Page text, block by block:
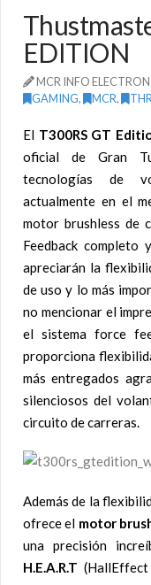
EDITION
MCR INFO
GAMING, MCR,
El T300RS GT
oficial de Gran
tecnologías de
actualmente en el
motor brushless de
Feedback
apreciarán la
de uso y lo más
no mencionar el
el sistema force
proporciona
más entregados
silenciosos del
circuito de carreras.
Además de la
ofrece el motor
una precisión
H.E.A.R.T